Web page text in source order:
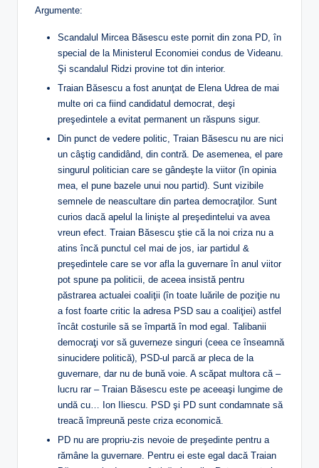
Argumente:
Scandalul Mircea Băsescu este pornit din zona PD, în
special de la Ministerul Economiei condus de Videanu.
Şi scandalul Ridzi provine tot din interior.
Traian Băsescu a fost anunţat de Elena Udrea de mai
multe ori ca fiind candidatul democrat, deşi
preşedintele a evitat permanent un răspuns sigur.
Din punct de vedere politic, Traian Băsescu nu are nici
un câştig candidând, din contră. De asemenea, el pare
singurul politician care se gândeşte la viitor (în opinia
mea, el pune bazele unui nou partid). Sunt vizibile
semnele de neascultare din partea democraţilor. Sunt
curios dacă apelul la linişte al preşedintelui va avea
vreun efect. Traian Băsescu ştie că la noi criza nu a
atins încă punctul cel mai de jos, iar partidul &
preşedintele care se vor afla la guvernare în anul viitor
pot spune pa politicii, de aceea insistă pentru
păstrarea actualei coaliţii (în toate luările de poziţie nu
a fost foarte critic la adresa PSD sau a coaliţiei) astfel
încât costurile să se împartă în mod egal. Talibanii
democraţi vor să guverneze singuri (ceea ce înseamnă
sinucidere politică), PSD-ul parcă ar pleca de la
guvernare, dar nu de bună voie. A scăpat multora că –
lucru rar – Traian Băsescu este pe aceeaşi lungime de
undă cu… Ion Iliescu. PSD şi PD sunt condamnate să
treacă împreună peste criza economică.
PD nu are propriu-zis nevoie de preşedinte pentru a
rămâne la guvernare. Pentru ei este egal dacă Traian